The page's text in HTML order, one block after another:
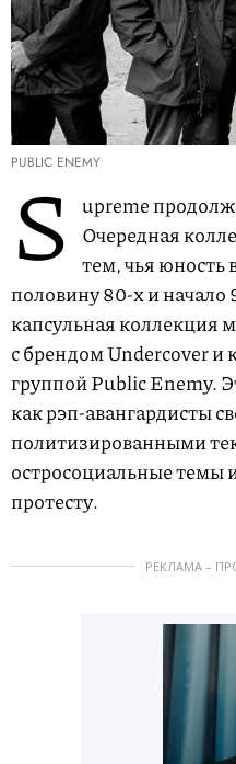
PUBLIC ENEMY
S
upreme
Очередная
тем, чья юность
половину 80-х и
капсульная коллекция
с брендом Undercover и
группой Public Enemy.
как рэп-авангардисты
политизированными
остросоциальные темы
протесту.
РЕКЛАМА –